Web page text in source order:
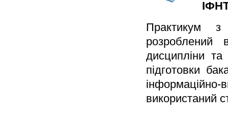
Практикум з
розроблений
дисципліни
підготовки
використаний